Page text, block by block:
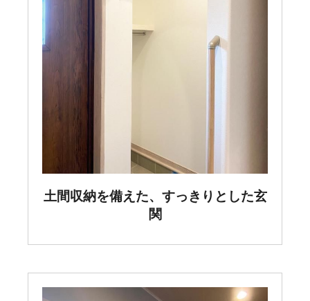
土間収納を備えた、すっきりとした玄
関